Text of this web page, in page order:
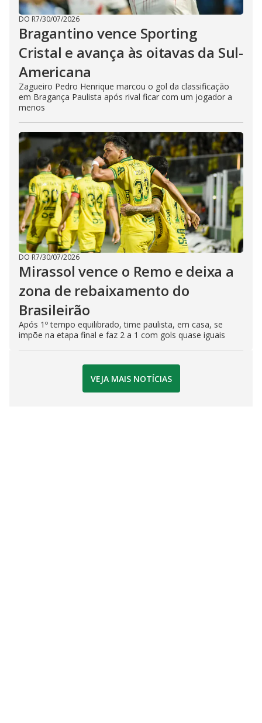
DO R7/30/07/2026
Bragantino vence Sporting
Cristal e avança às oitavas da Sul-
Americana
Zagueiro Pedro Henrique marcou o gol da classificação
em Bragança Paulista após rival ficar com um jogador a
menos
DO R7/30/07/2026
Mirassol vence o Remo e deixa a
zona de rebaixamento do
Brasileirão
Após 1º tempo equilibrado, time paulista, em casa, se
impõe na etapa final e faz 2 a 1 com gols quase iguais
VEJA MAIS NOTÍCIAS